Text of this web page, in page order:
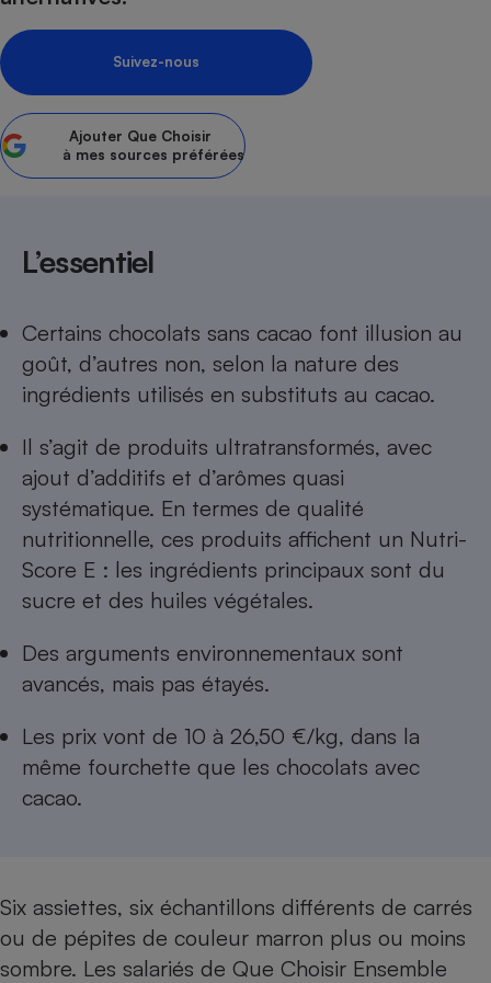
Suivez-nous
Ajouter Que Choisir
à mes sources préférées
L’essentiel
Certains chocolats sans cacao font illusion au
goût, d’autres non, selon la nature des
ingrédients utilisés en substituts au cacao.
Il s’agit de produits ultratransformés, avec
ajout d’additifs et d’arômes quasi
systématique. En termes de qualité
nutritionnelle, ces produits affichent un Nutri-
Score E : les ingrédients principaux sont du
sucre et des huiles végétales.
Des arguments environnementaux sont
avancés, mais pas étayés.
Les prix vont de 10 à 26,50 €/kg, dans la
même fourchette que les chocolats avec
cacao.
Six assiettes, six échantillons différents de carrés
ou de pépites de couleur marron plus ou moins
sombre. Les salariés de Que Choisir Ensemble
Assurance emprunteur
Petit électroménager -
Lave-linge
Plaque de cuisson à
induction
Climatiseur -
Téléphone mobile -
Smartphone
Antivirus
Climatiseur -